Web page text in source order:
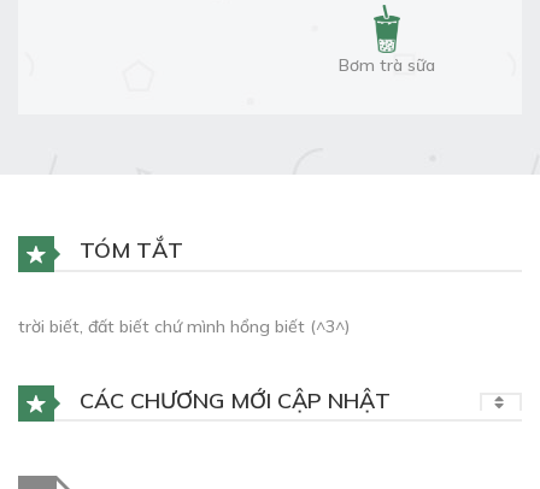
Bơm trà sữa
TÓM TẮT
trời biết, đất biết chứ mình hổng biết (^3^)
CÁC CHƯƠNG MỚI CẬP NHẬT